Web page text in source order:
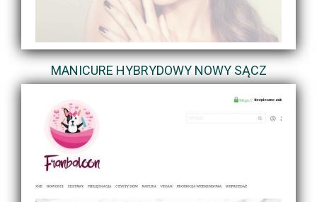
MANICURE HYBRYDOWY NOWY SĄCZ